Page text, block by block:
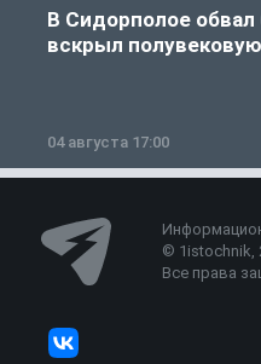
В Сидорполое
вскрыл
04 августа 17:00
© 1istochnik,
Все права